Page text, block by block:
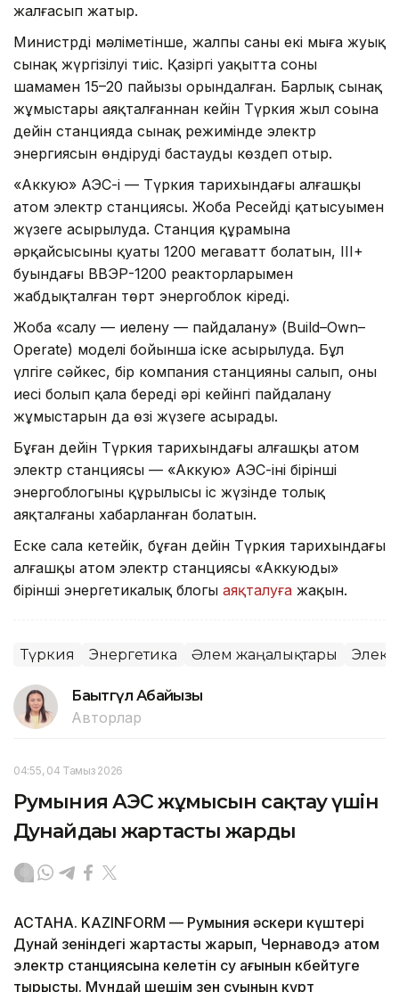
жалғасып жатыр.
Министрдің мәліметінше, жалпы саны екі мыңға жуық
сынақ жүргізілуі тиіс. Қазіргі уақытта соның
шамамен 15–20 пайызы орындалған. Барлық сынақ
жұмыстары аяқталғаннан кейін Түркия жыл соңына
дейін станцияда сынақ режимінде электр
энергиясын өндіруді бастауды көздеп отыр.
«Аккую» АЭС-і — Түркия тарихындағы алғашқы
атом электр станциясы. Жоба Ресейдің қатысуымен
жүзеге асырылуда. Станция құрамына
әрқайсысының қуаты 1200 мегаватт болатын, III+
буындағы ВВЭР-1200 реакторларымен
жабдықталған төрт энергоблок кіреді.
Жоба «салу — иелену — пайдалану» (Build–Own–
Operate) моделі бойынша іске асырылуда. Бұл
үлгіге сәйкес, бір компания станцияны салып, оның
иесі болып қала береді әрі кейінгі пайдалану
жұмыстарын да өзі жүзеге асырады.
Бұған дейін Түркия тарихындағы алғашқы атом
электр станциясы — «Аккую» АЭС-інің бірінші
энергоблогының құрылысы іс жүзінде толық
аяқталғаны хабарланған болатын.
Еске сала кетейік, бұған дейін Түркия тарихындағы
алғашқы атом электр станциясы «Аккуюдың»
бірінші энергетикалық блогы аяқталуға жақын.
Түркия Энергетика Әлем жаңалықтары
Бақытгүл Абайқызы
Авторлар
04:55, 04 Тамыз 2026
Румыния АЭС жұмысын сақтау үшін
Дунайдағы жартасты жарды
АСТАНА. KAZINFORM — Румыния әскери күштері
Дунай өзеніндегі жартасты жарып, Чернаводэ атом
электр станциясына келетін су ағынын көбейтуге
тырысты. Мұндай шешім өзен суының күрт